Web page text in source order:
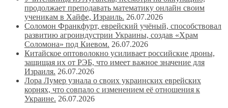
продолжает преподавать математику онлайн своим
ученикам в Хайфе, Израиль. 26.07.2026
Соломон Франкфурт, еврейский учёный, способствовал
развитию агроиндустрии Украины, создав «Храм
Соломона» под Киевом. 26.07.2026
Китайское оптоволокно усиливает российские дроны,
защищая их от РЭБ, что имеет важное значение для
Израиля. 26.07.2026
Лора Лумер узнала о своих украинских еврейских
корнях, что совпало с изменением её отношения к
Украине. 26.07.2026